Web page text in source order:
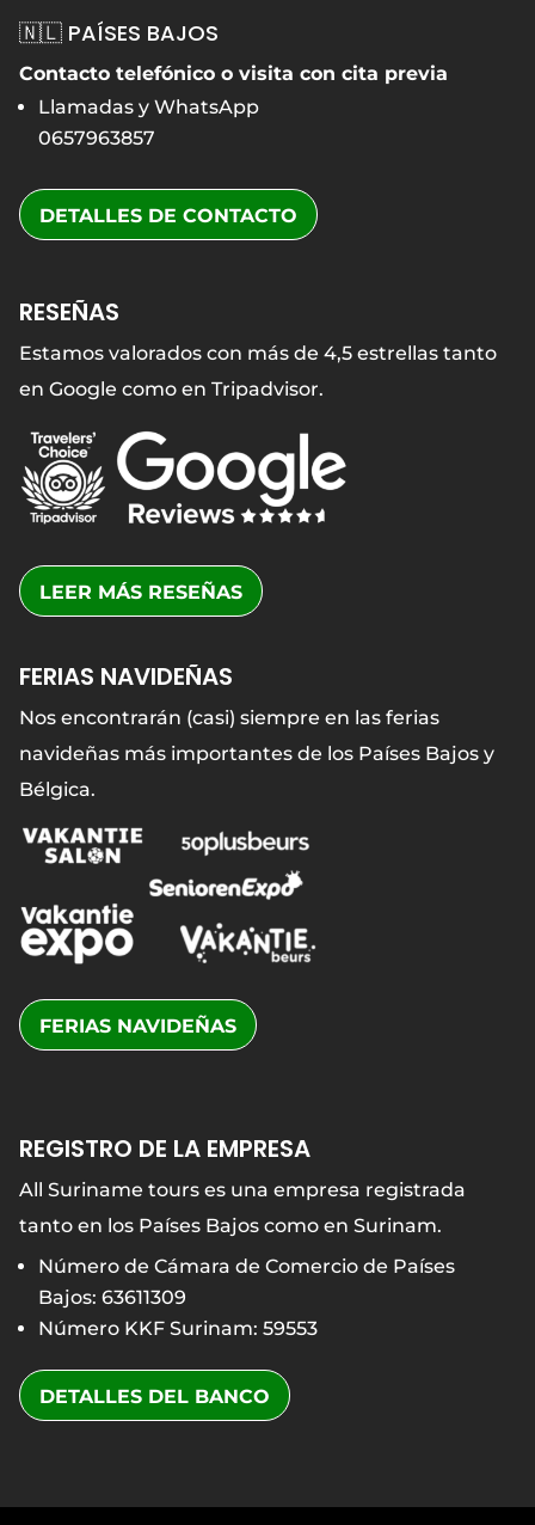
🇳🇱 PAÍSES BAJOS
Contacto telefónico o visita con cita previa
Llamadas y WhatsApp
0657963857
DETALLES DE CONTACTO
RESEÑAS
Estamos valorados con más de 4,5 estrellas tanto
en Google como en Tripadvisor.
LEER MÁS RESEÑAS
FERIAS NAVIDEÑAS
Nos encontrarán (casi) siempre en las ferias
navideñas más importantes de los Países Bajos y
Bélgica.
FERIAS NAVIDEÑAS
REGISTRO DE LA EMPRESA
All Suriname tours es una empresa registrada
tanto en los Países Bajos como en Surinam.
Número de Cámara de Comercio de Países
Bajos: 63611309
Número KKF Surinam: 59553
DETALLES DEL BANCO